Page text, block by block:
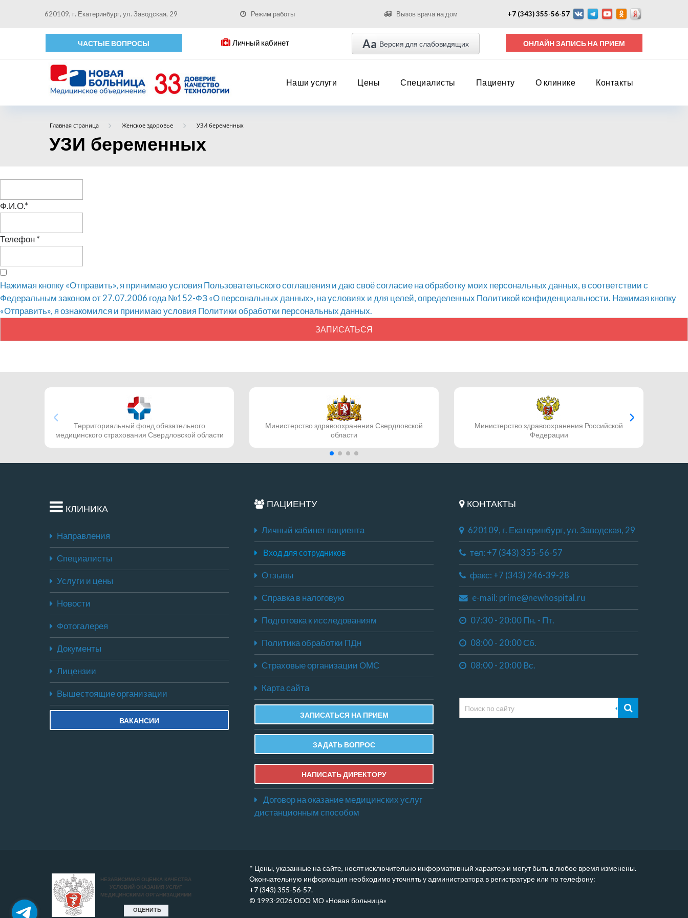
620109, г. Екатеринбург, ул. Заводская, 29 Режим работы Вызов врача на дом +7 (343) 355-56-57
ЧАСТЫЕ ВОПРОСЫ Личный кабинет Aa Версия для слабовидящих ОНЛАЙН ЗАПИСЬ НА ПРИЕМ
Наши услуги Цены Специалисты Пациенту О клинике Контакты
Главная страница Женское здоровье УЗИ беременных
УЗИ беременных
Ф.И.О.*
Телефон *
Нажимая кнопку «Отправить», я принимаю условия Пользовательского соглашения и даю своё согласие на обработку моих персональных данных, в соответствии с
Федеральным законом от 27.07.2006 года №152-ФЗ «О персональных данных», на условиях и для целей, определенных Политикой конфиденциальности. Нажимая кнопку
«Отправить», я ознакомился и принимаю условия Политики обработки персональных данных.
ЗАПИСАТЬСЯ
Территориальный фонд обязательного
медицинского страхования Свердловской области
Министерство здравоохранения Свердловской
области
Министерство здравоохранения Российской
Федерации
КЛИНИКА
Направления
Специалисты
Услуги и цены
Новости
Фотогалерея
Документы
Лицензии
Вышестоящие организации
ВАКАНСИИ
ПАЦИЕНТУ
Личный кабинет пациента
Вход для сотрудников
Отзывы
Справка в налоговую
Подготовка к исследованиям
Политика обработки ПДн
Страховые организации ОМС
Карта сайта
ЗАПИСАТЬСЯ НА ПРИЕМ
ЗАДАТЬ ВОПРОС
НАПИСАТЬ ДИРЕКТОРУ
Договор на оказание медицинских услуг
дистанционным способом
КОНТАКТЫ
620109, г. Екатеринбург, ул. Заводская, 29
тел: +7 (343) 355-56-57
факс: +7 (343) 246-39-28
e-mail: prime@newhospital.ru
07:30 - 20:00 Пн. - Пт.
08:00 - 20:00 Сб.
08:00 - 20:00 Вс.
* Цены, указанные на сайте, носят исключительно информативный характер и могут быть в любое время изменены.
Окончательную информация необходимо уточнять у администратора в регистратуре или по телефону:
+7 (343) 355-56-57.
© 1993-2026 ООО МО «Новая больница»